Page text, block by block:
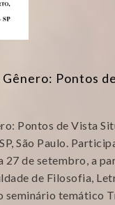
Pontos
Pontos de Vista
São Paulo.
de setembro, a
de Filosofia,
seminário temático